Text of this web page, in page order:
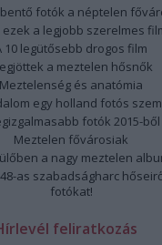
fotók a néptelen
ezek a legjobb szerelmes
10 legütősebb drogos film
a meztelen hősnők
Meztelenség és anatómia
egy holland fotós
fotók 2015-ből
Meztelen fővárosiak
a nagy meztelen
as szabadságharc
fotókat!
feliratkozás